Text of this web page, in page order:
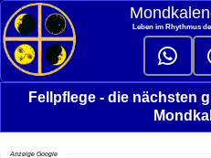
Leben im Rhythmus
Fellpflege - die nächsten
Anzeige Google